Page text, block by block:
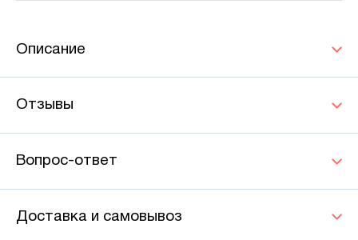
Описание
Отзывы
Вопрос-ответ
Доставка и самовывоз